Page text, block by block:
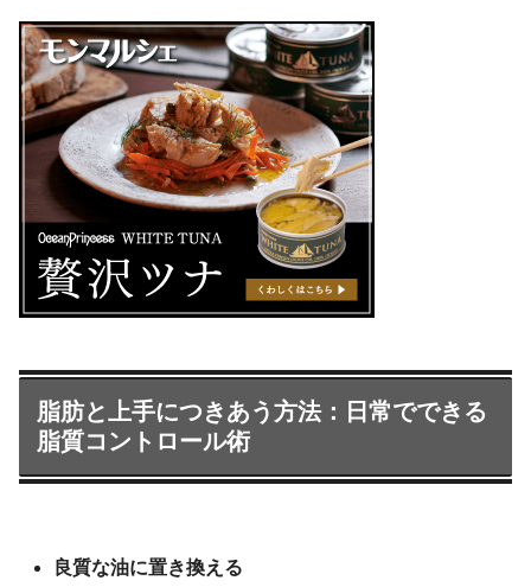
脂肪と上手につきあう方法：日常でできる
脂質コントロール術
良質な油に置き換える